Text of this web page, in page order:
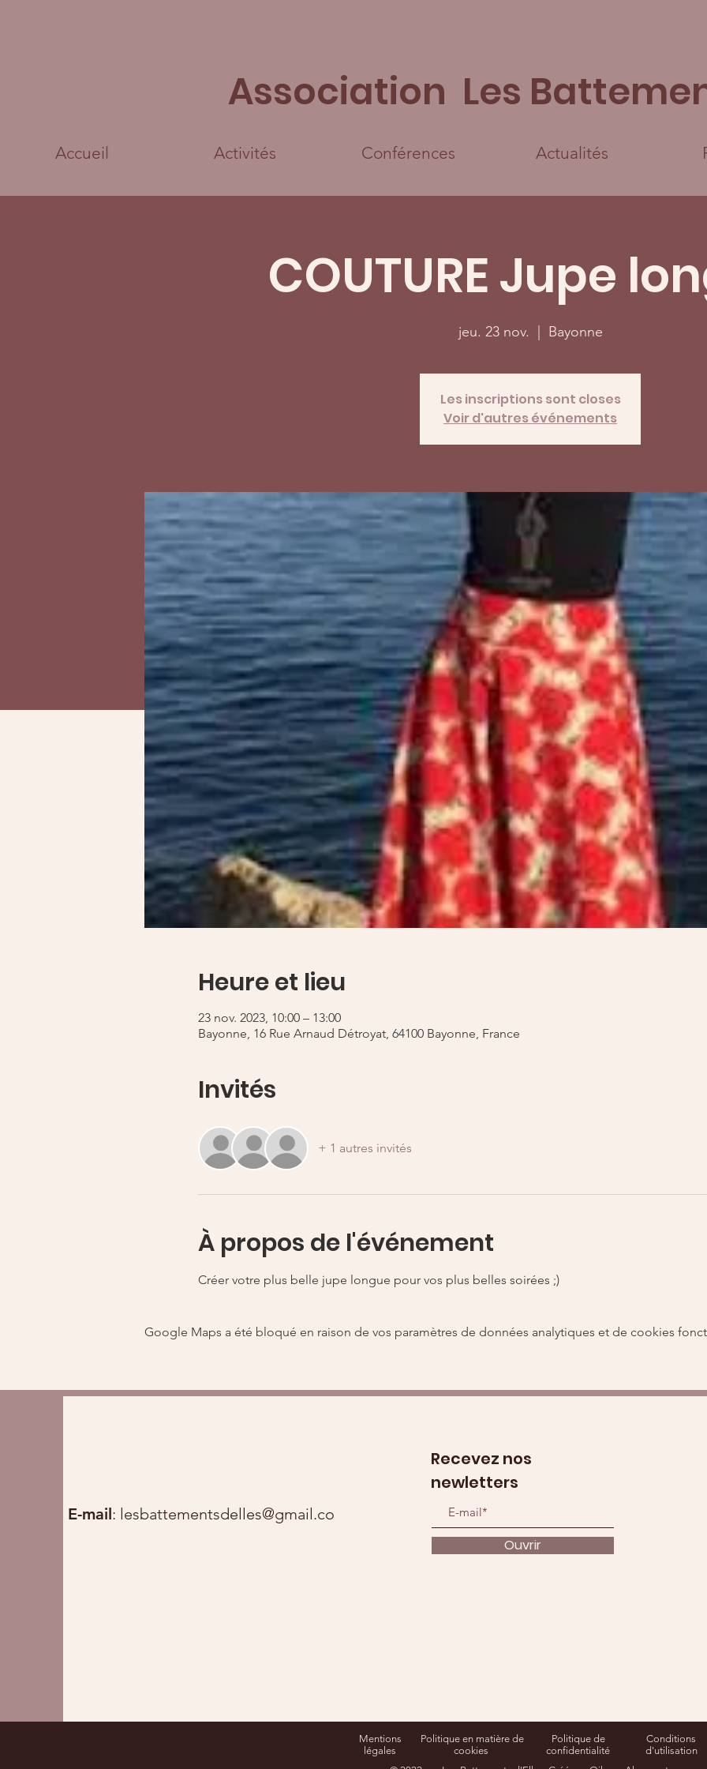
Association Les
Accueil Activités Conférences Actualités
COUTURE Jupe
jeu. 23 nov. Bayonne
Les inscriptions sont closes
Voir d'autres événements
Heure et lieu
23 nov. 2023, 10:00 – 13:00
Bayonne, 16 Rue Arnaud Détroyat, 64100 Bayonne, France
Invités
+ 1 autres invités
À propos de l'événement
Créer votre plus belle jupe longue pour vos plus belles soirées ;)
Google Maps a été bloqué en raison de vos paramètres de données analytiques et de cookies
E-mail: lesbattementsdelles@gmail.com
Recevez nos
newletters
Ouvrir
Mentions
légales
Politique en matière de
cookies
Politique de
confidentialité
Conditions
d'utilisation